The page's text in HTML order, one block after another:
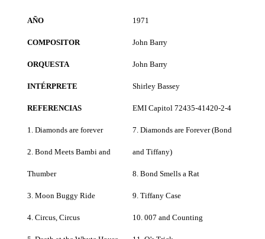
AÑO 1971
COMPOSITOR John Barry
ORQUESTA John Barry
INTÉRPRETE Shirley Bassey
REFERENCIAS EMI Capitol 72435-41420-2-4
1. Diamonds are forever
2. Bond Meets Bambi and
Thumber
3. Moon Buggy Ride
4. Circus, Circus
7. Diamonds are Forever (Bond
and Tiffany)
8. Bond Smells a Rat
9. Tiffany Case
10. 007 and Counting